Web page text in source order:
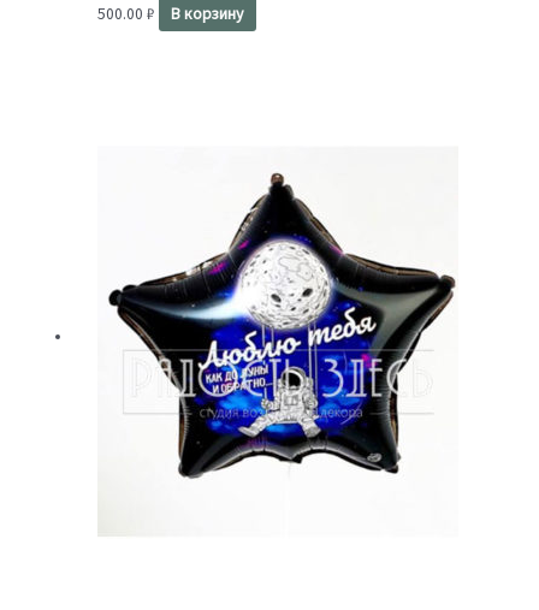
500.00₽ В корзину